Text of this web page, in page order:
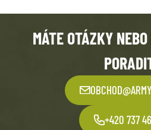
MÁTE OTÁZKY
+420 737